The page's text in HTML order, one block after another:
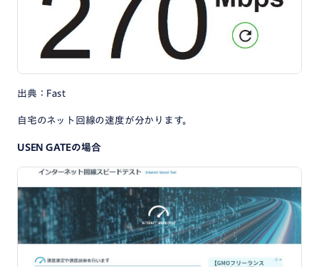
出典：Fast
自宅のネット回線の速度が分かります。
USEN GATEの場合